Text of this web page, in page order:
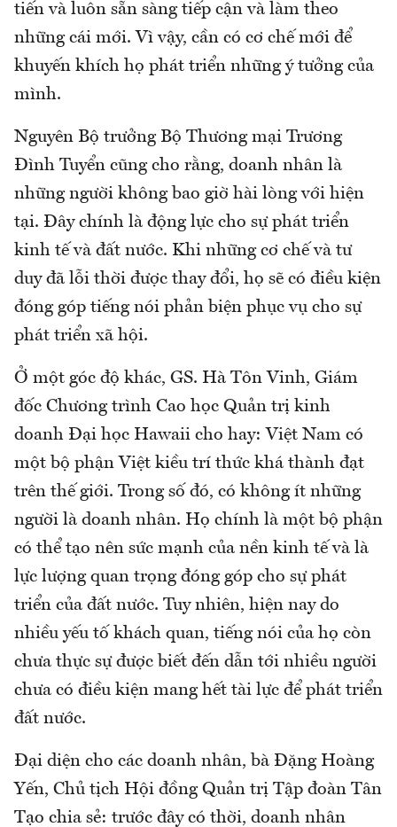
tiến và luôn sẵn sàng tiếp cận và làm theo
những cái mới. Vì vậy, cần có cơ chế mới để
khuyến khích họ phát triển những ý tưởng của
mình.
Nguyên Bộ trưởng Bộ Thương mại Trương
Đình Tuyển cũng cho rằng, doanh nhân là
những người không bao giờ hài lòng với hiện
tại. Đây chính là động lực cho sự phát triển
kinh tế và đất nước. Khi những cơ chế và tư
duy đã lỗi thời được thay đổi, họ sẽ có điều kiện
đóng góp tiếng nói phản biện phục vụ cho sự
phát triển xã hội.
Ở một góc độ khác, GS. Hà Tôn Vinh, Giám
đốc Chương trình Cao học Quản trị kinh
doanh Đại học Hawaii cho hay: Việt Nam có
một bộ phận Việt kiều trí thức khá thành đạt
trên thế giới. Trong số đó, có không ít những
người là doanh nhân. Họ chính là một bộ phận
có thể tạo nên sức mạnh của nền kinh tế và là
lực lượng quan trọng đóng góp cho sự phát
triển của đất nước. Tuy nhiên, hiện nay do
nhiều yếu tố khách quan, tiếng nói của họ còn
chưa thực sự được biết đến dẫn tới nhiều người
chưa có điều kiện mang hết tài lực để phát triển
đất nước.
Đại diện cho các doanh nhân, bà Đặng Hoàng
Yến, Chủ tịch Hội đồng Quản trị Tập đoàn Tân
Tạo chia sẻ: trước đây có thời, doanh nhân